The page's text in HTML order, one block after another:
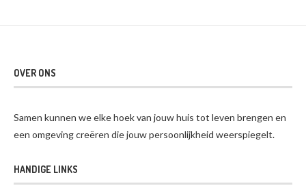
OVER ONS
Samen kunnen we elke hoek van jouw huis tot leven brengen en
een omgeving creëren die jouw persoonlijkheid weerspiegelt.
HANDIGE LINKS